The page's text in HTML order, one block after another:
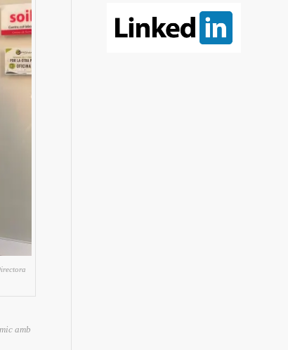
amb